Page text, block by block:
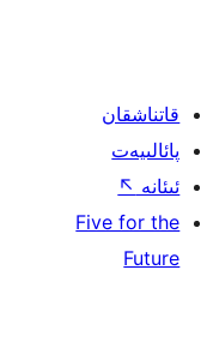
قاتناشقان
پائالىيەت
ئىئانە ↖
Five for the
Future